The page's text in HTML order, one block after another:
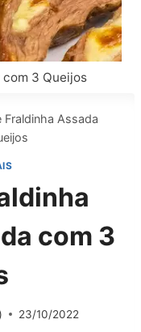
3 Queijos
Fraldinha Assada
com 3
23/10/2022